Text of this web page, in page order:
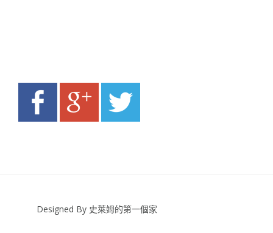
Designed By 史萊姆的第一個家